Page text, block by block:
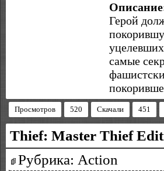
Герой
самые
Просмотров 520 Скачали 451
Thief: Master Thief
Рубрика: Action